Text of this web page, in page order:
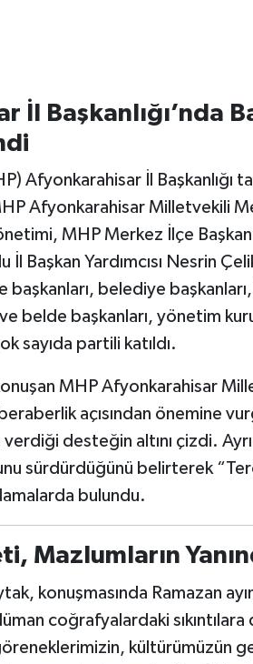
İl Başkanlığı’nda
Afyonkarahisar İl Başkanlığı
Afyonkarahisar Milletvekili
MHP Merkez İlçe
Başkan Yardımcısı Nesrin
başkanları, belediye
belde başkanları, yönetim
sayıda partili katıldı.
MHP Afyonkarahisar
açısından önemine
desteğin altını çizdi.
sürdürdüğünü belirterek
bulundu.
Mazlumların
konuşmasında Ramazan
coğrafyalardaki
kültürümüzün